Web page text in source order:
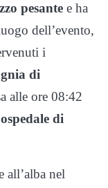
pesante e ha
dell’evento,
i
di
alle ore 08:42
ospedale di
all’alba nel